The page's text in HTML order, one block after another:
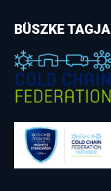
BÜSZKE TAGJA